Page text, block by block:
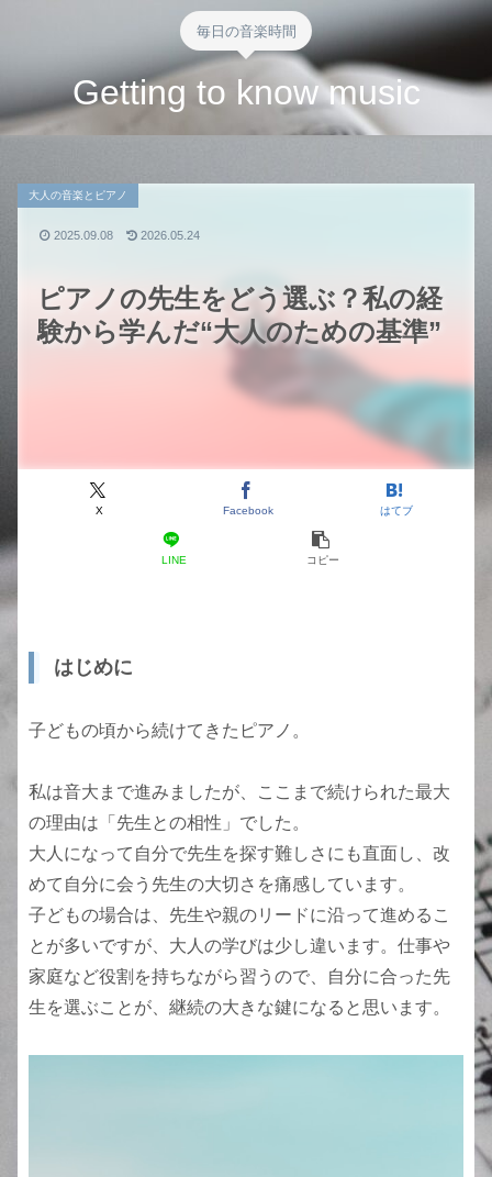
毎日の音楽時間
Getting to know music
ピアノの先生をどう選ぶ？私の経
験から学んだ“大人のための基準”
大人の音楽とピアノ
X Facebook はてブ
LINE コピー
2025.09.08 2026.05.24
はじめに
子どもの頃から続けてきたピアノ。
私は音大まで進みましたが、ここまで続けられた最大
の理由は「先生との相性」でした。
大人になって自分で先生を探す難しさにも直面し、改
めて自分に会う先生の大切さを痛感しています。
子どもの場合は、先生や親のリードに沿って進めるこ
とが多いですが、大人の学びは少し違います。仕事や
家庭など役割を持ちながら習うので、自分に合った先
生を選ぶことが、継続の大きな鍵になると思います。